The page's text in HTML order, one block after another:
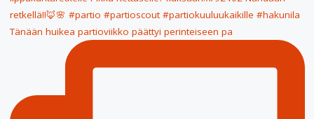
Tänään huikea partioviikko päättyi perinteiseen pa